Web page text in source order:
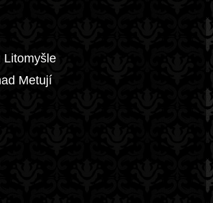
Litomyšle
Metují